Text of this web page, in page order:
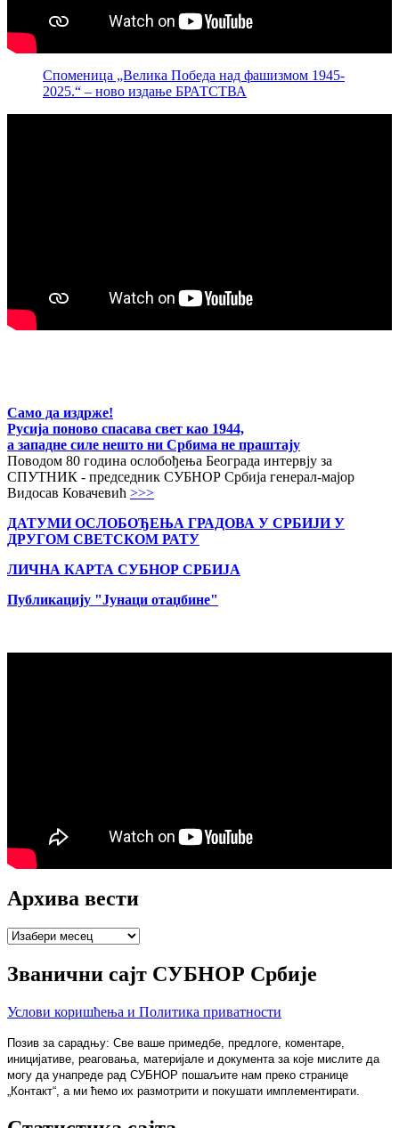
Споменица „Велика Победа над фашизмом 1945-
2025.“ – ново издање БРАТСТВА
Само да издрже!
Русија поново спасава свет као 1944,
а западне силе нешто ни Србима не праштају
Поводом 80 година ослобођења Београда интервју за
СПУТНИК - председник СУБНОР Србија генерал-мајор
Видосав Ковачевић >>>
ДАТУМИ ОСЛОБОЂЕЊА ГРАДОВА У СРБИЈИ У
ДРУГОМ СВЕТСКОМ РАТУ
ЛИЧНА КАРТА СУБНОР СРБИЈА
Публикацију "Јунаци отаџбине"
Архива вести
Архива
Званични сајт СУБНОР Србије
Услови коришћења и Политика приватности
Позив за сарадњу: Све ваше примедбе, предлоге, коментаре,
иницијативе, реаговања, материјале и документа за које мислите да
могу да унапреде рад СУБНОР пошаљите нам преко странице
„Контакт“, а ми ћемо их размотрити и покушати имплементирати.